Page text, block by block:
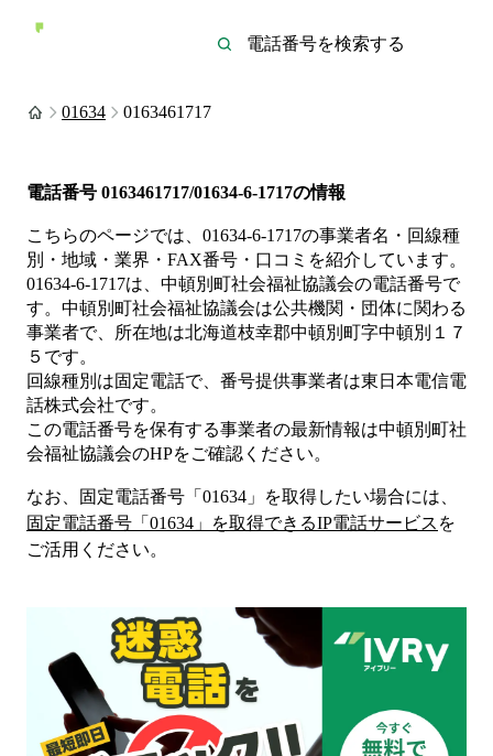
01634 0163461717
電話番号 0163461717/01634-6-1717の情報
こちらのページでは、 01634-6-1717の事業者名・回線種
別・地域・業界・FAX番号・口コミを紹介しています。
01634-6-1717は、 中頓別町社会福祉協議会の電話番号で
す。 中頓別町社会福祉協議会は公共機関・団体に関わる
事業者で、所在地は北海道枝幸郡中頓別町字中頓別１７
５ です。
回線種別は固定電話で、番号提供事業者は東日本電信電
話株式会社です。
この電話番号を保有する事業者の最新情報は中頓別町社
会福祉協議会のHPをご確認ください。
なお、固定電話番号「 01634 」を取得したい場合には、
固定電話番号「 01634 」を取得できるIP電話サービス を
ご活用ください。